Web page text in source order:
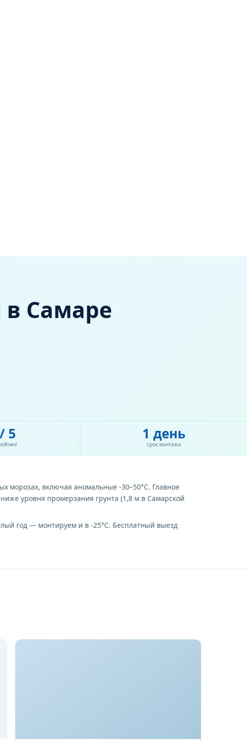
Самаре
5 1 день
срок монтажа
морозах, включая аномальные -30–50°C. Главное
уровня промерзания грунта (1,8 м в Самарской
год — монтируем и в -25°C. Бесплатный выезд
Такая система замерзает при первом серьёзном
трубы, копаем траншею на нужную глубину,
до дна. Монтаж адаптера не требует котлована —